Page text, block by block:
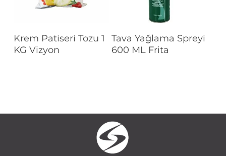
Devamını Oku
Krem Patiseri Tozu 1
KG Vizyon
Devamını Oku
Tava Yağlama Spreyi
600 ML Frita